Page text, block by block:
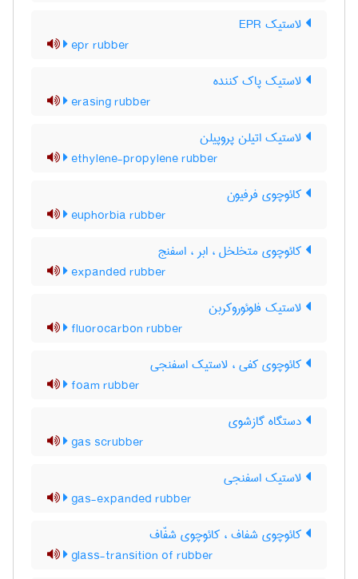
لاستیک EPR
epr rubber
لاستیک پاک کننده
erasing rubber
لاستیک اتیلن پروپیلن
ethylene-propylene rubber
کائوچوی فرفیون
euphorbia rubber
کائوچوی متخلخل ، ابر ، اسفنج
expanded rubber
لاستیک فلوئوروکربن
fluorocarbon rubber
کائوچوی کفی ، لاستیک اسفنجی
foam rubber
دستگاه گازشوی
gas scrubber
لاستیک اسفنجی
gas-expanded rubber
کائوچوی شفاف ، کائوچوی شفّاف
glass-transition of rubber